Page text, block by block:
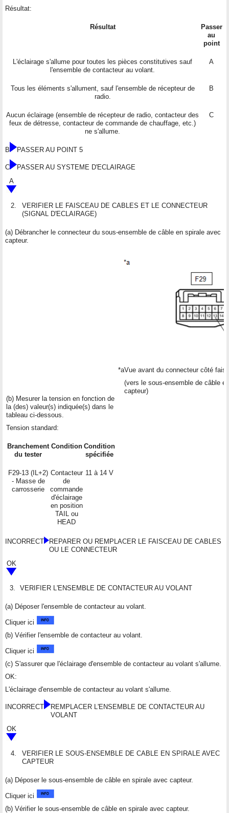
Résultat:
Résultat
Passer
au
point
L'éclairage s'allume pour toutes les pièces constitutives sauf
l'ensemble de contacteur au volant.
A
Tous les éléments s'allument, sauf l'ensemble de récepteur de
radio.
B
Aucun éclairage (ensemble de récepteur de radio, contacteur des
feux de détresse, contacteur de commande de chauffage, etc.)
ne s'allume.
C
B PASSER AU POINT 5
C
PASSER AU SYSTEME D'ECLAIRAGE
A
2.
VERIFIER LE FAISCEAU DE CABLES ET LE CONNECTEUR
(SIGNAL D'ECLAIRAGE)
(a) Débrancher le connecteur du sous-ensemble de câble en spirale avec
capteur.
(b) Mesurer la tension en fonction de
la (des) valeur(s) indiquée(s) dans le
tableau ci-dessous.
Tension standard:
Branchement
du tester
Condition Condition
spécifiée
F29-13 (IL+2)
- Masse de
carrosserie
Contacteur
de
commande
d'éclairage
en position
TAIL ou
HEAD
11 à 14 V
*aVue avant du connecteur côté
(vers le sous-ensemble de câble
capteur)
INCORRECT
REPARER OU REMPLACER LE FAISCEAU DE CABLES
OU LE CONNECTEUR
OK
3. VERIFIER L'ENSEMBLE DE CONTACTEUR AU VOLANT
(a) Déposer l'ensemble de contacteur au volant.
Cliquer ici
(b) Vérifier l'ensemble de contacteur au volant.
Cliquer ici
(c) S'assurer que l'éclairage d'ensemble de contacteur au volant s'allume.
OK:
L'éclairage d'ensemble de contacteur au volant s'allume.
INCORRECT
REMPLACER L'ENSEMBLE DE CONTACTEUR AU
VOLANT
OK
4.
VERIFIER LE SOUS-ENSEMBLE DE CABLE EN SPIRALE AVEC
CAPTEUR
(a) Déposer le sous-ensemble de câble en spirale avec capteur.
Cliquer ici
(b) Vérifier le sous-ensemble de câble en spirale avec capteur.